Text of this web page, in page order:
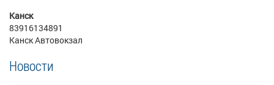
Канск
83916134891
Канск Автовокзал
Новости